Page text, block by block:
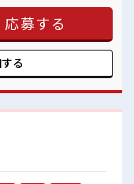
んでいるため様々なキ
の大きな食堂があり！
カーも着替え用と現場
は最寄駅から徒歩5分と
って駅についたら降り
・休憩室完備！ #ryo
応募する
る